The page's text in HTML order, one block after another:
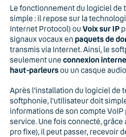
Le fonctionnement du logiciel de
simple : il repose sur la
Internet Protocol) ou Voix sur IP
signaux vocaux en paquets de
transmis via Internet. Ainsi, le
seulement une connexion
haut-parleursou un casque
Après l'installation du logiciel de
softphonie, l'utilisateur doit
informations de son compte
service. Une fois connecté, grâce
pro fixe), il peut passer, recevoir